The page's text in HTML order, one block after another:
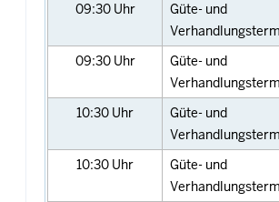
09:30 Uhr
Güte- und
09:30 Uhr
Güte- und
10:30 Uhr
Güte- und
10:30 Uhr
Güte- und